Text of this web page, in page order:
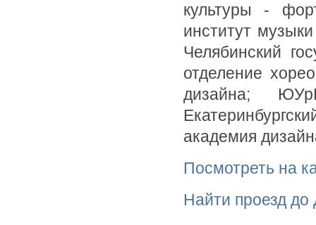
культуры -
институт
Челябинский
отделение
дизайна;
академия
Посмотреть на
Найти проезд до